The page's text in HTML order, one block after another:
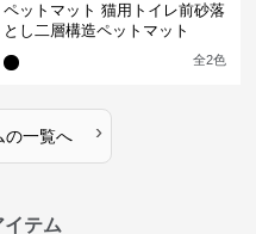
ペットマット 猫用トイレ前砂落
とし二層構造ペットマット
全2色
の一覧へ ›
テム